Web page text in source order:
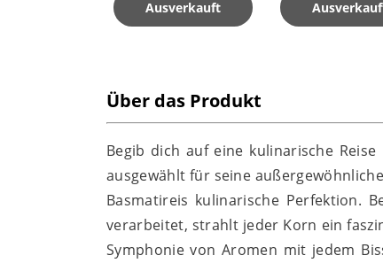
Ausverkauft
Über das Produkt
Begib dich auf eine kulinarische
ausgewählt für seine
Basmatireis kulinarische Perfektion.
verarbeitet, strahlt jeder Korn ein
Symphonie von Aromen mit jedem